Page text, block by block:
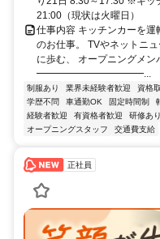
21:00（現状は火曜日）
仕事内容 キッチンカーを
のお仕事。 TVやネットニ
に歩む、 オープニングメン
━━━━━━━━━━━...
制服あり 業界未経験者歓迎 資格
学歴不問
車通勤OK 固定時間制
経験者歓迎
有資格者歓迎 研修あり
オープニングスタッフ
交通費支給
正社員